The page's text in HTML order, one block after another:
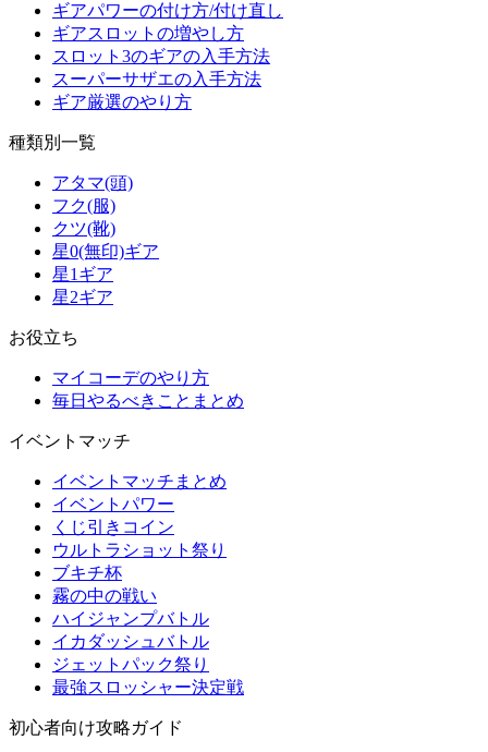
ギアパワーの付け方/付け直し
ギアスロットの増やし方
スロット3のギアの入手方法
スーパーサザエの入手方法
ギア厳選のやり方
種類別一覧
アタマ(頭)
フク(服)
クツ(靴)
星0(無印)ギア
星1ギア
星2ギア
お役立ち
マイコーデのやり方
毎日やるべきことまとめ
イベントマッチ
イベントマッチまとめ
イベントパワー
くじ引きコイン
ウルトラショット祭り
ブキチ杯
霧の中の戦い
ハイジャンプバトル
イカダッシュバトル
ジェットパック祭り
最強スロッシャー決定戦
初心者向け攻略ガイド